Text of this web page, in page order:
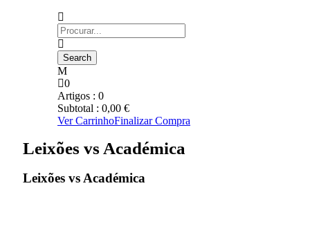
0
Artigos : 0
Subtotal : 0,00 €
Ver CarrinhoFinalizar Compra
Leixões vs Académica
Leixões vs Académica